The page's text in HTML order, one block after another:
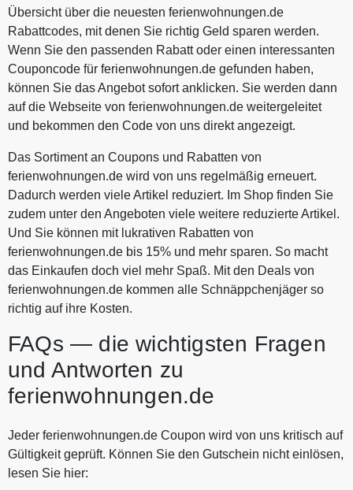
Übersicht über die neuesten ferienwohnungen.de
Rabattcodes, mit denen Sie richtig Geld sparen werden.
Wenn Sie den passenden Rabatt oder einen interessanten
Couponcode für ferienwohnungen.de gefunden haben,
können Sie das Angebot sofort anklicken. Sie werden dann
auf die Webseite von ferienwohnungen.de weitergeleitet
und bekommen den Code von uns direkt angezeigt.
Das Sortiment an Coupons und Rabatten von
ferienwohnungen.de wird von uns regelmäßig erneuert.
Dadurch werden viele Artikel reduziert. Im Shop finden Sie
zudem unter den Angeboten viele weitere reduzierte Artikel.
Und Sie können mit lukrativen Rabatten von
ferienwohnungen.de bis 15% und mehr sparen. So macht
das Einkaufen doch viel mehr Spaß. Mit den Deals von
ferienwohnungen.de kommen alle Schnäppchenjäger so
richtig auf ihre Kosten.
FAQs — die wichtigsten Fragen
und Antworten zu
ferienwohnungen.de
Jeder ferienwohnungen.de Coupon wird von uns kritisch auf
Gültigkeit geprüft. Können Sie den Gutschein nicht einlösen,
lesen Sie hier: